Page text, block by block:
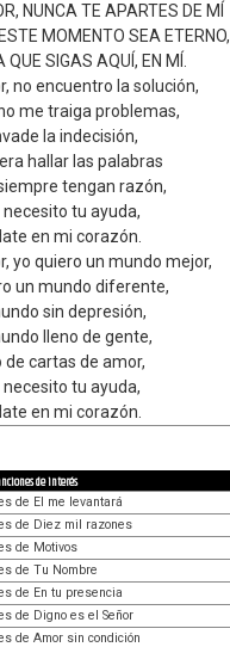
NUNCA TE APARTES DE MÍ
MOMENTO SEA ETERNO,
QUE SIGAS AQUÍ, EN MÍ.
no encuentro la solución,
me traiga problemas,
la indecisión,
hallar las palabras
tengan razón,
necesito tu ayuda,
en mi corazón.
yo quiero un mundo mejor,
un mundo diferente,
sin depresión,
lleno de gente,
de cartas de amor,
necesito tu ayuda,
en mi corazón.
de interés
de El me levantará
de Diez mil razones
de Motivos
de Tu Nombre
de En tu presencia
de Digno es el Señor
de Amor sin condición